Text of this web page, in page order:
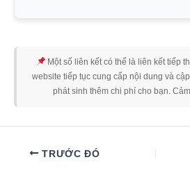
Một số liên kết có thể là liên kết tiếp
website tiếp tục cung cấp nội dung và
phát sinh thêm chi phí cho bạn.
TRƯỚC ĐÓ